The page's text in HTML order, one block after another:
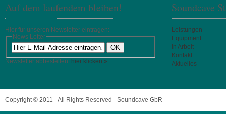
Auf dem laufendem bleiben!
Hier für unseren Newsletter eintragen:
News Letter
Newsletter abbestellen: hier klicken »
Soundcave
Leistungen
Equipment
In Arbeit
Kontakt
Aktuelles
Copyright © 2011 - All Rights Reserved - Soundcave GbR